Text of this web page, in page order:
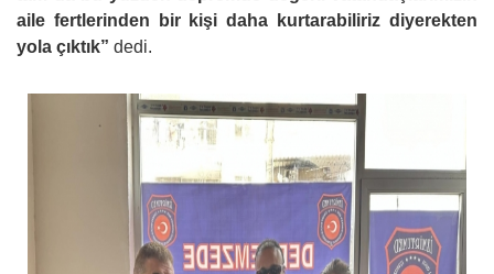
aile fertlerinden bir kişi daha kurtarabiliriz diyerekten
yola çıktık” dedi.